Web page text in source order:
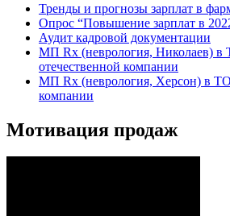
Тренды и прогнозы зарплат в
Опрос “Повышение зарплат в
Аудит кадровой документации
МП Rx (неврология, Николаев)
отечественной компании
МП Rx (неврология, Херсон) в
компании
Мотивация продаж